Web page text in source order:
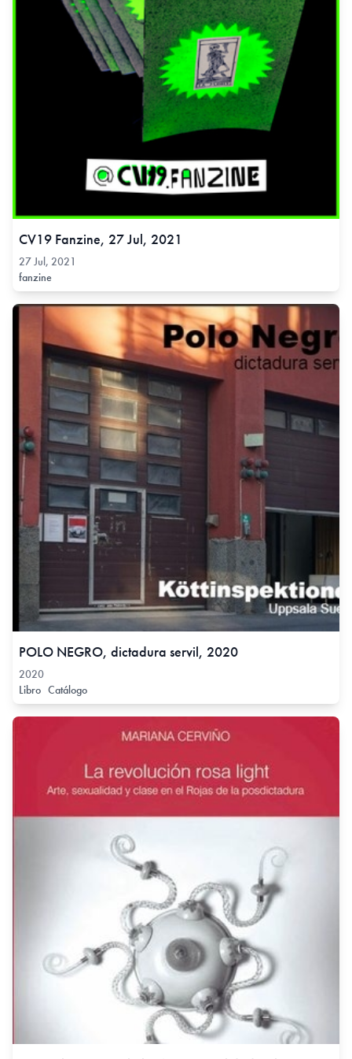
CV19 Fanzine, 27 Jul, 2021
27 Jul, 2021
fanzine
POLO NEGRO, dictadura servil, 2020
2020
Libro Catálogo